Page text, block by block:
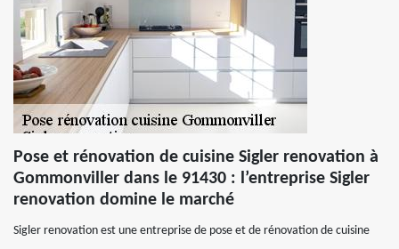
Pose et rénovation de cuisine Sigler renovation à
Gommonviller dans le 91430 : l’entreprise Sigler
renovation domine le marché
Sigler renovation est une entreprise de pose et de rénovation de cuisine